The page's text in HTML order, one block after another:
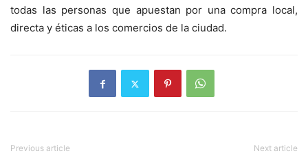
todas las personas que apuestan por una compra local,
directa y éticas a los comercios de la ciudad.
Previous article Next article